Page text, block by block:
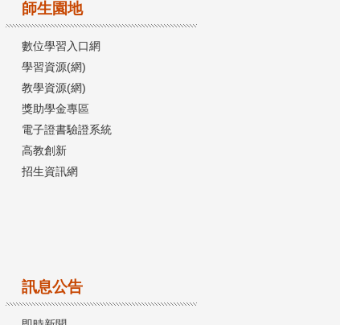
師生園地
數位學習入口網
學習資源(網)
教學資源(網)
獎助學金專區
電子證書驗證系統
高教創新
招生資訊網
訊息公告